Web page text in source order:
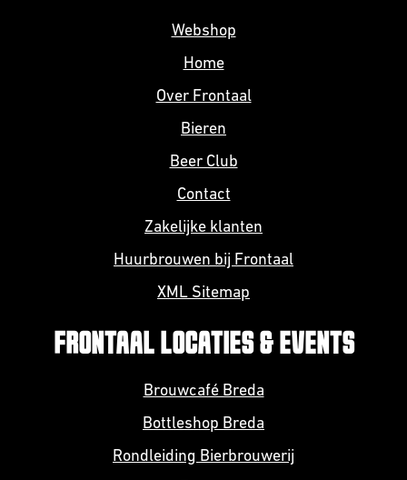
Webshop
Home
Over Frontaal
Bieren
Beer Club
Contact
Zakelijke klanten
Huurbrouwen bij Frontaal
XML Sitemap
FRONTAAL LOCATIES & EVENTS
Brouwcafé Breda
Bottleshop Breda
Rondleiding Bierbrouwerij